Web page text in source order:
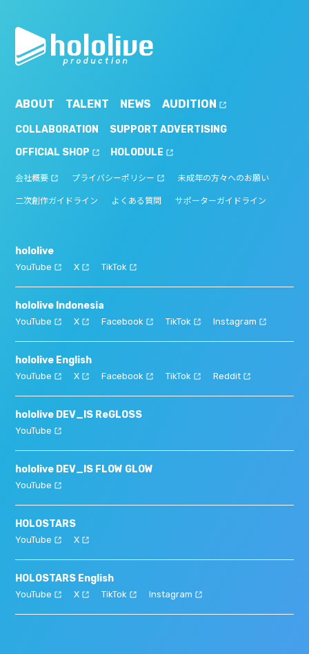
ABOUT TALENT NEWS AUDITION
COLLABORATION
SUPPORT ADVERTISING
OFFICIAL SHOP
HOLODULE
会社概要 プライバシーポリシー 未成年の方々へのお願い
二次創作ガイドライン よくある質問 サポーターガイドライン
hololive
YouTube X TikTok
hololive Indonesia
YouTube X Facebook TikTok Instagram
hololive English
YouTube X Facebook TikTok Reddit
hololive DEV_IS ReGLOSS
YouTube
hololive DEV_IS FLOW GLOW
YouTube
HOLOSTARS
YouTube X
HOLOSTARS English
YouTube X TikTok Instagram